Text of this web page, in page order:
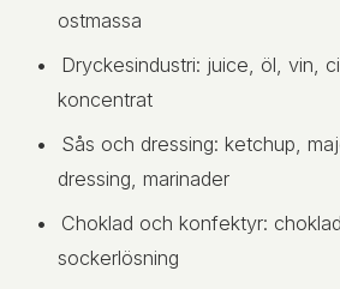
ostmassa
Dryckesindustri: juice, öl, vin,
koncentrat
Sås och dressing: ketchup,
dressing, marinader
Choklad och konfektyr:
sockerlösning